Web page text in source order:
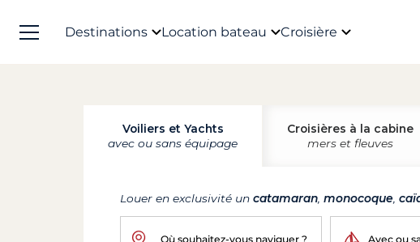
Destinations Location bateau Croisière
Voiliers et Yachts
avec ou sans équipage
Croisières à la cabine
mers et fleuves
Louer en exclusivité un catamaran monocoque